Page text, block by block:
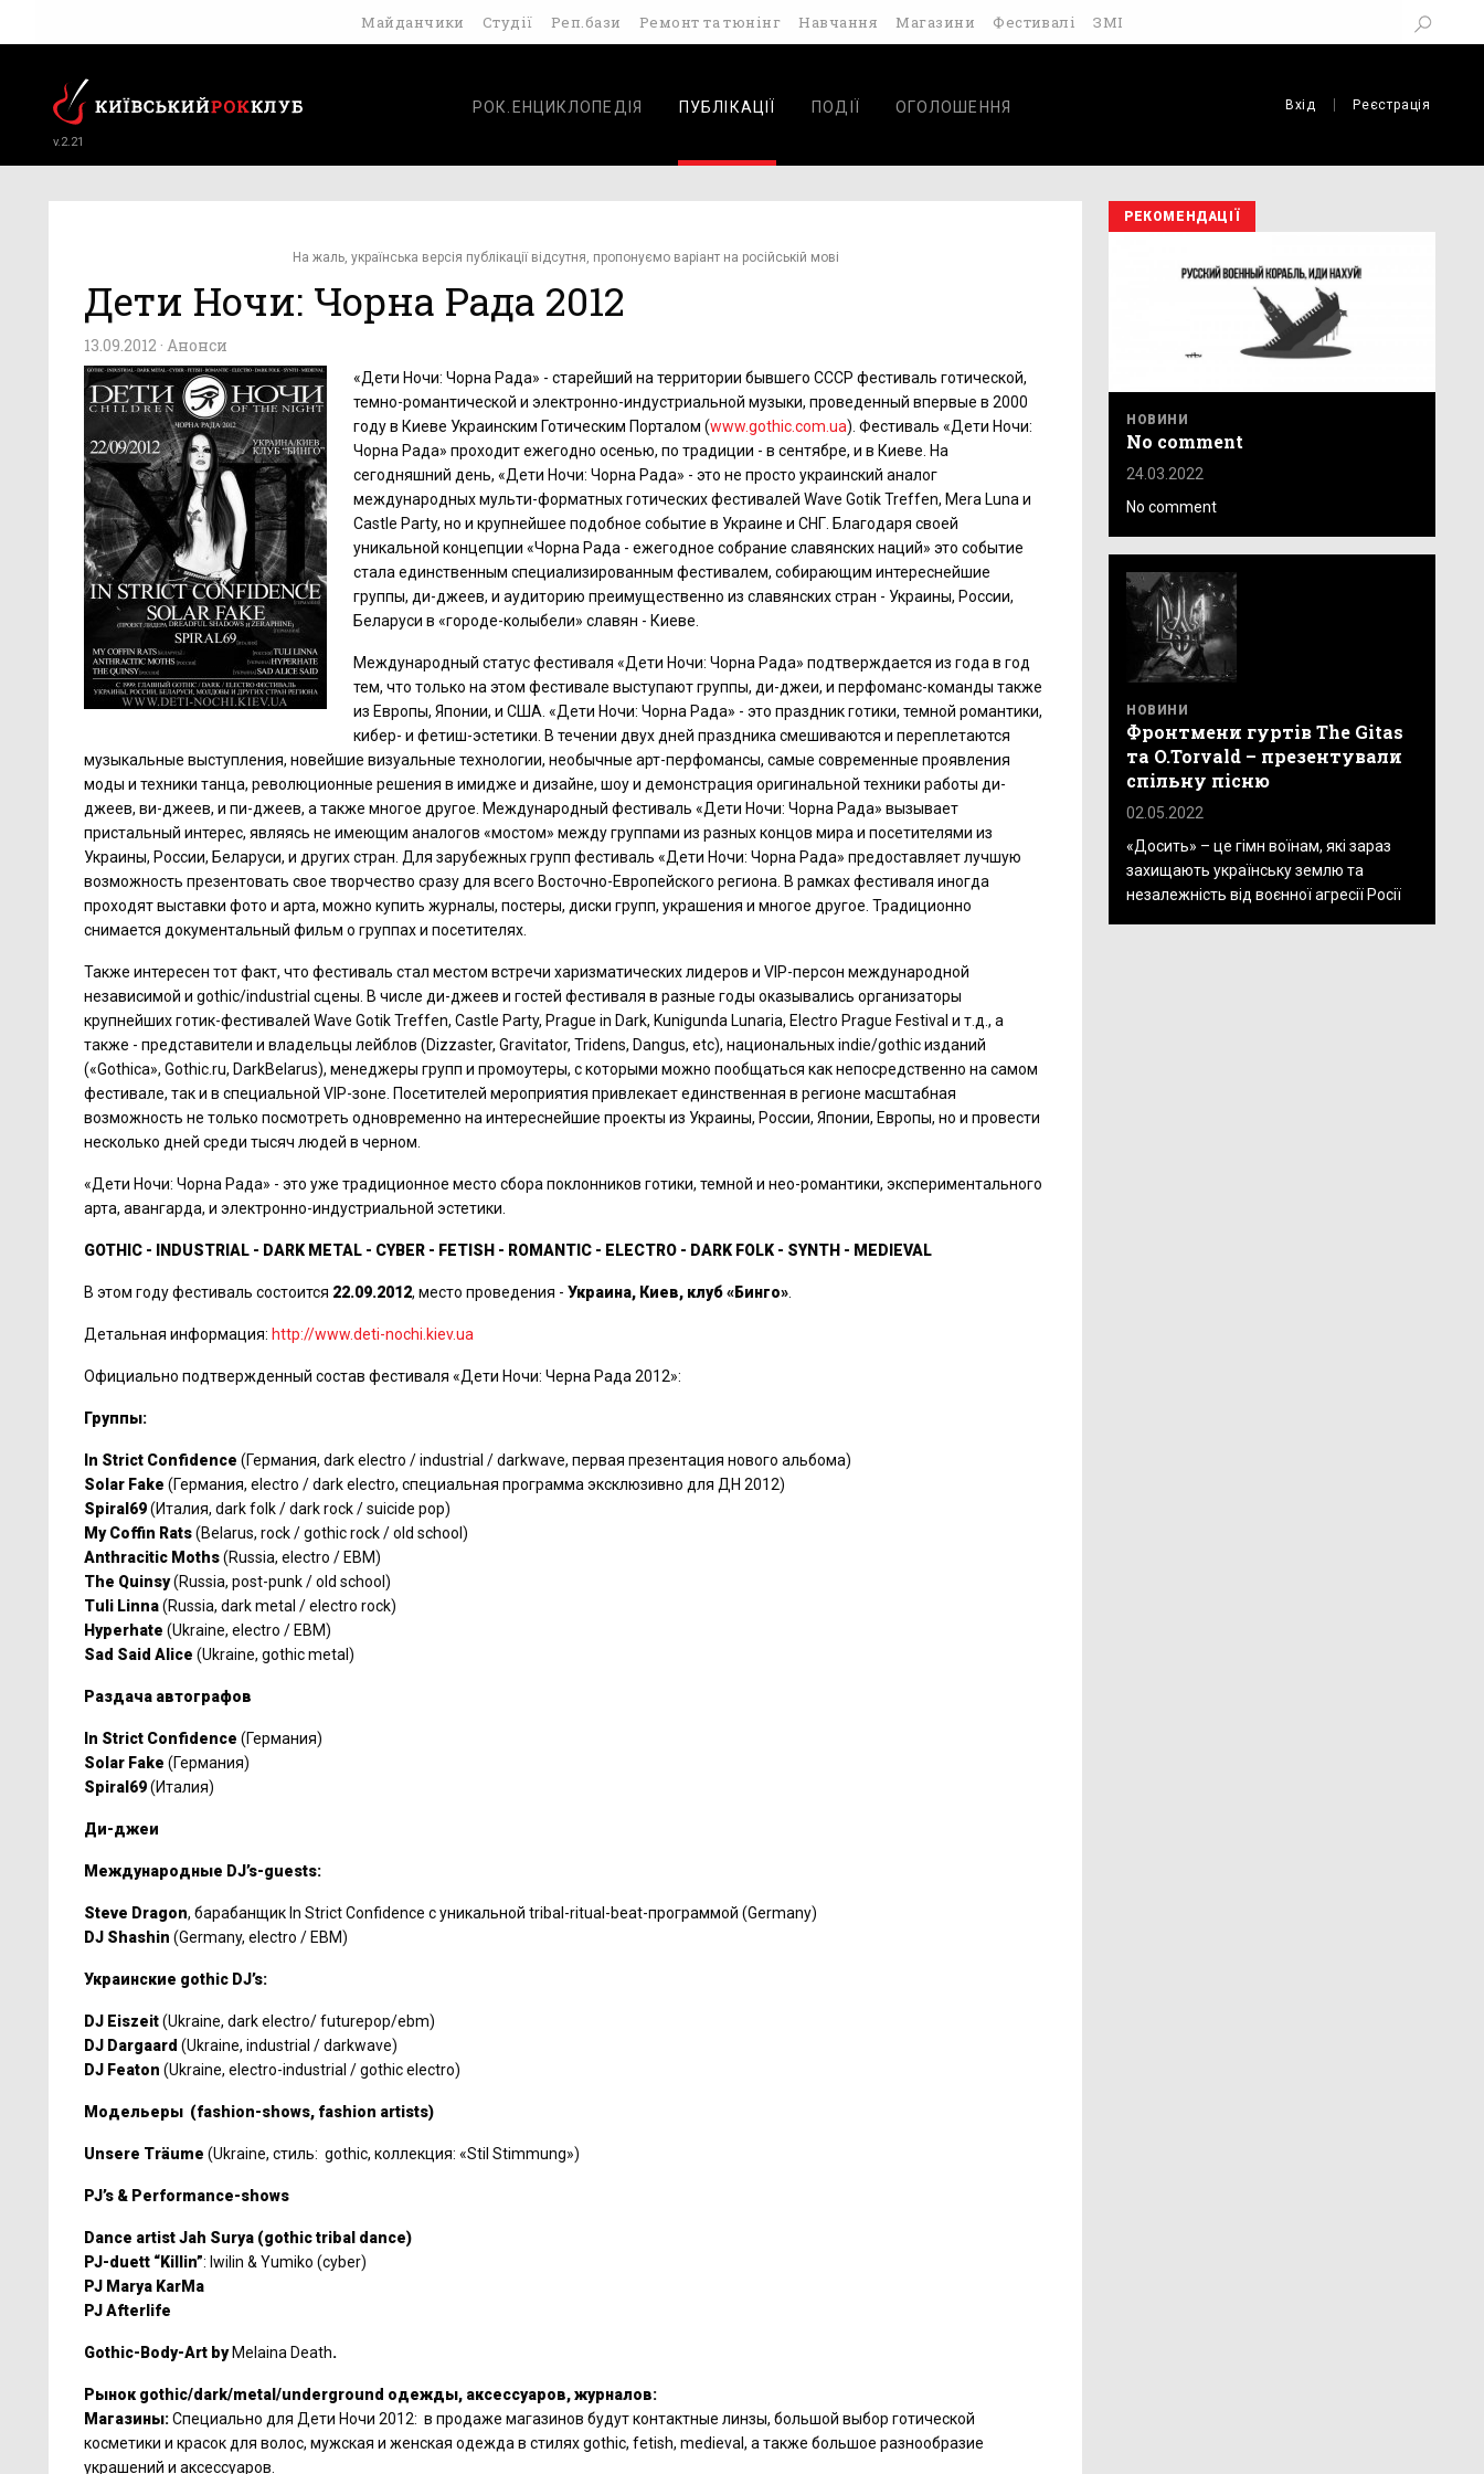
Майданчики Студії Реп.бази Ремонт та тюнінг Навчання Магазини Фестивалі ЗМІ
v.2.21
РОК.ЕНЦИКЛОПЕДІЯ ПУБЛІКАЦІЇ ПОДІЇ ОГОЛОШЕННЯ Вхід Реєстрація
На жаль, українська версія публікації відсутня, пропонуємо варіант на російській мові
Дети Ночи: Чорна Рада 2012
13.09.2012 · Анонси
«Дети Ночи: Чорна Рада» - старейший на территории бывшего СССР фестиваль готической,
темно-романтической и электронно-индустриальной музыки, проведенный впервые в 2000
году в Киеве Украинским Готическим Порталом (www.gothic.com.ua). Фестиваль «Дети Ночи:
Чорна Рада» проходит ежегодно осенью, по традиции - в сентябре, и в Киеве. На
сегодняшний день, «Дети Ночи: Чорна Рада» - это не просто украинский аналог
международных мульти-форматных готических фестивалей Wave Gotik Treffen, Mera Luna и
Castle Party, но и крупнейшее подобное событие в Украине и СНГ. Благодаря своей
уникальной концепции «Чорна Рада - ежегодное собрание славянских наций» это событие
стала единственным специализированным фестивалем, собирающим интереснейшие
группы, ди-джеев, и аудиторию преимущественно из славянских стран - Украины, России,
Беларуси в «городе-колыбели» славян - Киеве.
Международный статус фестиваля «Дети Ночи: Чорна Рада» подтверждается из года в год
тем, что только на этом фестивале выступают группы, ди-джеи, и перфоманс-команды также
из Европы, Японии, и США. «Дети Ночи: Чорна Рада» - это праздник готики, темной романтики,
кибер- и фетиш-эстетики. В течении двух дней праздника смешиваются и переплетаются
музыкальные выступления, новейшие визуальные технологии, необычные арт-перфомансы, самые современные проявления
моды и техники танца, революционные решения в имидже и дизайне, шоу и демонстрация оригинальной техники работы ди-
джеев, ви-джеев, и пи-джеев, а также многое другое. Международный фестиваль «Дети Ночи: Чорна Рада» вызывает
пристальный интерес, являясь не имеющим аналогов «мостом» между группами из разных концов мира и посетителями из
Украины, России, Беларуси, и других стран. Для зарубежных групп фестиваль «Дети Ночи: Чорна Рада» предоставляет лучшую
возможность презентовать свое творчество сразу для всего Восточно-Европейского региона. В рамках фестиваля иногда
проходят выставки фото и арта, можно купить журналы, постеры, диски групп, украшения и многое другое. Традиционно
снимается документальный фильм о группах и посетителях.
Также интересен тот факт, что фестиваль стал местом встречи харизматических лидеров и VIP-персон международной
независимой и gothic/industrial сцены. В числе ди-джеев и гостей фестиваля в разные годы оказывались организаторы
крупнейших готик-фестивалей Wave Gotik Treffen, Castle Party, Prague in Dark, Kunigunda Lunaria, Electro Prague Festival и т.д., а
также - представители и владельцы лейблов (Dizzaster, Gravitator, Tridens, Dangus, etc), национальных indie/gothic изданий
(«Gothica», Gothic.ru, DarkBelarus), менеджеры групп и промоутеры, с которыми можно пообщаться как непосредственно на самом
фестивале, так и в специальной VIP-зоне. Посетителей мероприятия привлекает единственная в регионе масштабная
возможность не только посмотреть одновременно на интереснейшие проекты из Украины, России, Японии, Европы, но и провести
несколько дней среди тысяч людей в черном.
«Дети Ночи: Чорна Рада» - это уже традиционное место сбора поклонников готики, темной и нео-романтики, экспериментального
арта, авангарда, и электронно-индустриальной эстетики.
GOTHIC - INDUSTRIAL - DARK METAL - CYBER - FETISH - ROMANTIC - ELECTRO - DARK FOLK - SYNTH - MEDIEVAL
В этом году фестиваль состоится 22.09.2012, место проведения - Украина, Киев, клуб «Бинго»
Детальная информация: http://www.deti-nochi.kiev.ua
Официально подтвержденный состав фестиваля «Дети Ночи: Черна Рада 2012»:
Группы:
In Strict Confidence (Германия, dark electro / industrial / darkwave, первая презентация нового альбома)
Solar Fake (Германия, electro / dark electro, специальная программа эксклюзивно для ДН 2012)
Spiral69(Италия, dark folk / dark rock / suicide pop)
My Coffin Rats(Belarus, rock / gothic rock / old school)
Anthracitic Moths(Russia, electro / EBM)
The Quinsy(Russia, post-punk / old school)
Tuli Linna(Russia, dark metal / electro rock)
Hyperhate (Ukraine, electro / EBM)
Sad Said Alice (Ukraine, gothic metal)
Раздача автографов
In Strict Confidence (Германия)
Solar Fake (Германия)
Spiral69(Италия)
Ди-джеи
Международные DJ’s-guests:
Steve Dragon, барабанщик In Strict Confidence с уникальной tribal-ritual-beat-программой (Germany)
DJ Shashin (Germany, electro / EBM)
Украинские gothic DJ’s:
DJ Eiszeit(Ukraine, dark electro/ futurepop/ebm)
DJ Dargaard (Ukraine, industrial / darkwave)
DJ Featon (Ukraine, electro-industrial / gothic electro)
Модельеры (fashion-shows, fashion artists)
Unsere Träume (Ukraine, стиль: gothic, коллекция: «Stil Stimmung»)
PJ’s & Performance-shows
Dance artist Jah Surya (gothic tribal dance)
PJ-duett “Killin”: Iwilin & Yumiko (cyber)
PJ Marya KarMa
PJ Afterlife
Gothic-Body-Art by Melaina Death.
Рынок gothic/dark/metal/underground одежды, аксессуаров, журналов:
Магазины:Специально для Дети Ночи 2012: в продаже магазинов будут контактные линзы, большой выбор готической
косметики и красок для волос, мужская и женская одежда в стилях gothic, fetish, medieval, а также большое разнообразие
украшений и аксессуаров.
РЕКОМЕНДАЦІЇ
НОВИНИ
No comment
24.03.2022
No comment
НОВИНИ
Фронтмени гуртів The Gitas
та O.Torvald – презентували
спільну пісню
02.05.2022
«Досить» – це гімн воїнам, які зараз
захищають українську землю та
незалежність від воєнної агресії Росії